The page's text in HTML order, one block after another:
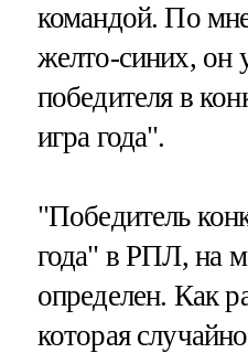
командой. По
желто-синих, он
победителя в
игра года".
"Победитель
года" в РПЛ, на
определен. Как
которая